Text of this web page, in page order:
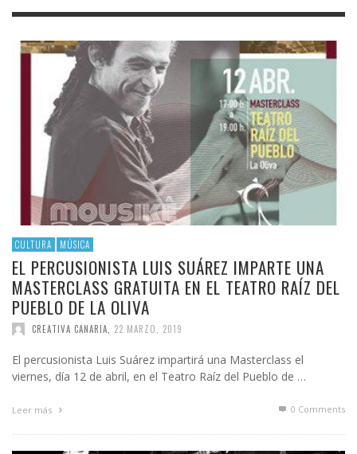
CULTURA MÚSICA
EL PERCUSIONISTA LUIS SUÁREZ IMPARTE UNA
MASTERCLASS GRATUITA EN EL TEATRO RAÍZ DEL
PUEBLO DE LA OLIVA
CREATIVA CANARIA 22 MARZO, 2019
El percusionista Luis Suárez impartirá una Masterclass el
viernes, día 12 de abril, en el Teatro Raíz del Pueblo de …
Leer más 0 Comments